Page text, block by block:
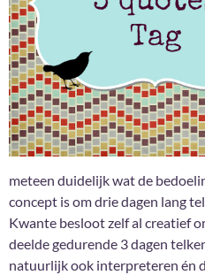
meteen duidelijk wat de
concept is om drie dagen lang
Kwante besloot zelf al creatief
deelde gedurende 3 dagen
natuurlijk ook interpreteren én